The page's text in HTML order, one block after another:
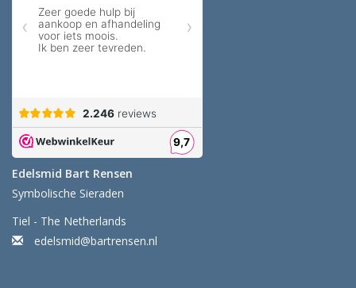
Edelsmid Bart Rensen
Symbolische Sieraden
Tiel - The Netherlands
edelsmid@bartrensen.nl